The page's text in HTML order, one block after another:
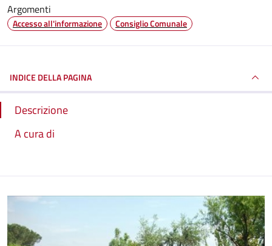
Argomenti
Accesso all'informazione Consiglio Comunale
INDICE DELLA PAGINA
Descrizione
A cura di